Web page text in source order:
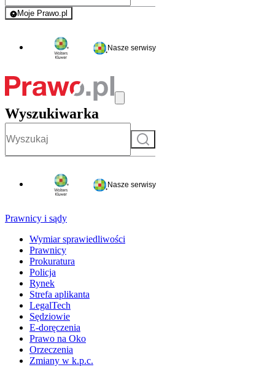
Moje Prawo.pl
- rejestracja i logowanie do serwisu
Nasze serwisy
Wyszukiwarka
Szukaj
Nasze serwisy
Prawnicy i sądy
Wymiar sprawiedliwości
Prawnicy
Prokuratura
Policja
Rynek
Strefa aplikanta
LegalTech
Sędziowie
E-doręczenia
Prawo na Oko
Orzeczenia
Zmiany w k.p.c.